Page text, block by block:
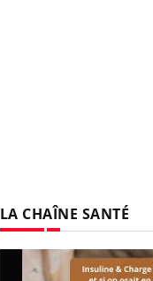
LA CHAÎNE SANTÉ